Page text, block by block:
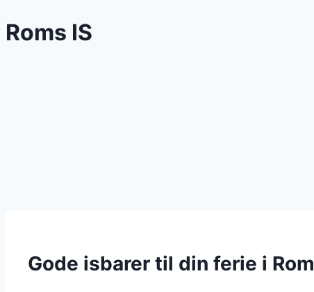
Roms IS
Gode isbarer til din ferie i Rom